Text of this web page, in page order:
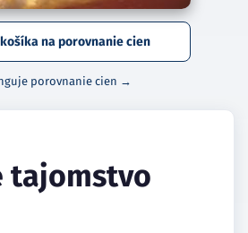
na porovnanie cien
porovnanie cien →
tajomstvo